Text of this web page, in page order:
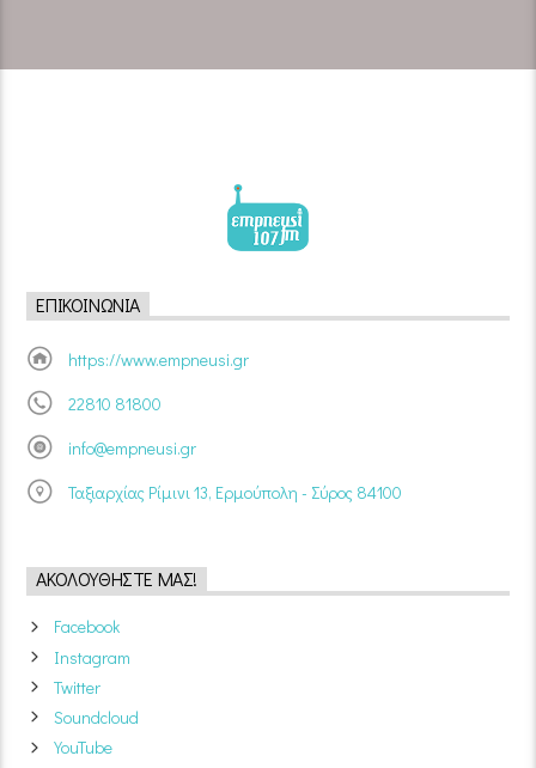
ΕΠΙΚΟΙΝΩΝΊΑ
https://www.empneusi.gr
22810 81800
info@empneusi.gr
Ταξιαρχίας Ρίμινι 13, Ερμούπολη - Σύρος 84100
ΑΚΟΛΟΥΘΉΣΤΕ ΜΑΣ!
Facebook
Instagram
Twitter
Soundcloud
YouTube